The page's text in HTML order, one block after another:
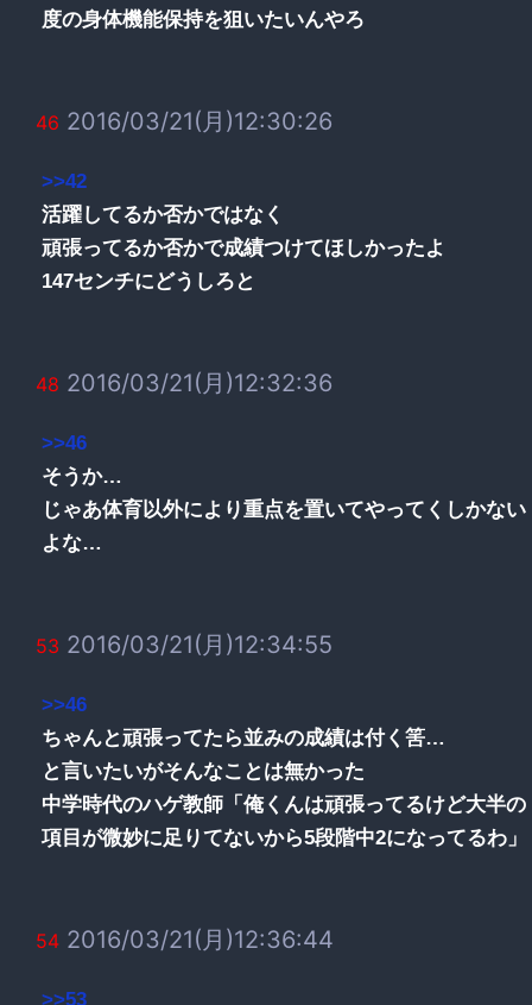
度の身体機能保持を狙いたいんやろ
46 2016/03/21(月)12:30:26
>>42
活躍してるか否かではなく
頑張ってるか否かで成績つけてほしかったよ
147センチにどうしろと
48 2016/03/21(月)12:32:36
>>46
そうか…
じゃあ体育以外により重点を置いてやってくしかない
よな…
53 2016/03/21(月)12:34:55
>>46
ちゃんと頑張ってたら並みの成績は付く筈…
と言いたいがそんなことは無かった
中学時代のハゲ教師「俺くんは頑張ってるけど大半の
項目が微妙に足りてないから5段階中2になってるわ」
54 2016/03/21(月)12:36:44
>>53